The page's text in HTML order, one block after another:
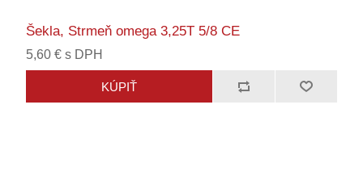
Šekla, Strmeň omega 3,25T 5/8 CE
5,60 € s DPH